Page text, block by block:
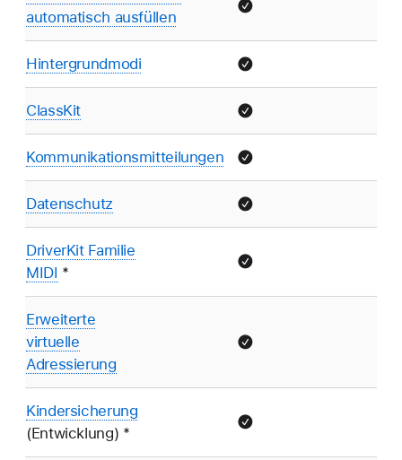
automatisch ausfüllen
Hintergrundmodi
ClassKit
Kommunikationsmitteilungen
Datenschutz
DriverKit Familie
MIDI *
Erweiterte
virtuelle
Adressierung
Kindersicherung
(Entwicklung) *